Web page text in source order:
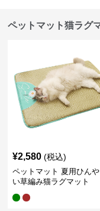
ペットマット猫ラグ
¥2,580 (税込)
ペットマット 夏用ひん
い草編み猫ラグマット